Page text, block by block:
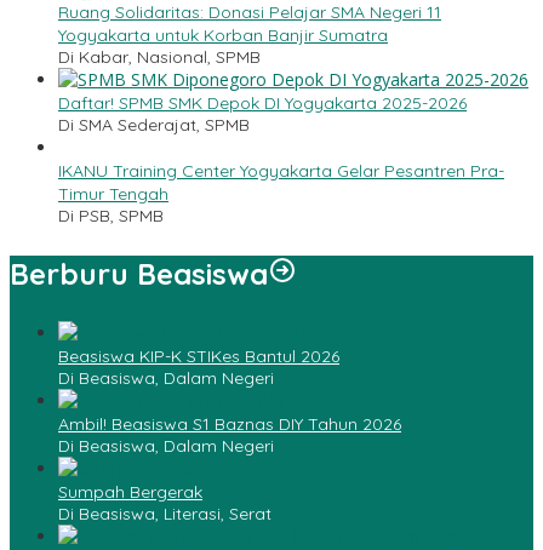
Ruang Solidaritas: Donasi Pelajar SMA Negeri 11
Yogyakarta untuk Korban Banjir Sumatra
Di Kabar, Nasional, SPMB
Daftar! SPMB SMK Depok DI Yogyakarta 2025-2026
Di SMA Sederajat, SPMB
IKANU Training Center Yogyakarta Gelar Pesantren Pra-
Timur Tengah
Di PSB, SPMB
Berburu Beasiswa
Beasiswa KIP-K STIKes Bantul 2026
Di Beasiswa, Dalam Negeri
Ambil! Beasiswa S1 Baznas DIY Tahun 2026
Di Beasiswa, Dalam Negeri
Sumpah Bergerak
Di Beasiswa, Literasi, Serat